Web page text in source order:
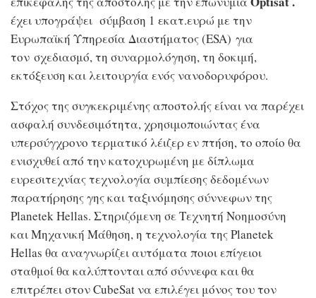
έχει υπογράψει σύμβαση 1 εκατ.ευρώ με την
Ευρωπαϊκή Υπηρεσία Διαστήματος (ESA) για
τον σχεδιασμό, τη συναρμολόγηση, τη δοκιμή,
εκτόξευση και λειτουργία ενός νανοδορυφόρου.
Στόχος της συγκεκριμένης αποστολής είναι να παρέχει
ασφαλή συνδεσιμότητα, χρησιμοποιώντας ένα
υπερσύγχρονο τερματικό λέιζερ εν πτήση, το οποίο θα
ενισχυθεί από την κατοχυρωμένη με δίπλωμα
ευρεσιτεχνίας τεχνολογία συμπίεσης δεδομένων
παρατήρησης γης και ταξινόμησης σύννεφων της
Planetek Hellas. Στηριζόμενη σε Τεχνητή Νοημοσύνη
και Μηχανική Μάθηση, η τεχνολογία της Planetek
Hellas θα αναγνωρίζει αυτόματα ποιοι επίγειοι
σταθμοί θα καλύπτονται από σύννεφα και θα
επιτρέπει στον CubeSat να επιλέγει μόνος του τον